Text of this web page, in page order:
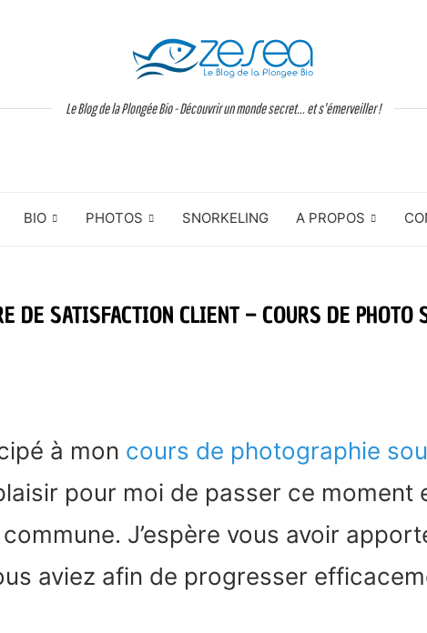
Le Blog de la Plongée Bio - Découvrir un monde secret... et s'émerveiller !
BIO PHOTOS SNORKELING A PROPOS
DE SATISFACTION CLIENT – COURS DE PHOTO
à mon cours de photographie
pour moi de passer ce moment
J’espère vous avoir
aviez afin de progresser